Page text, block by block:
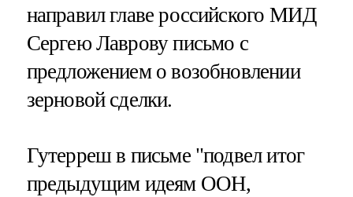
направил главе российского МИД
Сергею Лаврову письмо с
предложением о возобновлении
зерновой сделки.
Гутерреш в письме "подвел итог
предыдущим идеям ООН,